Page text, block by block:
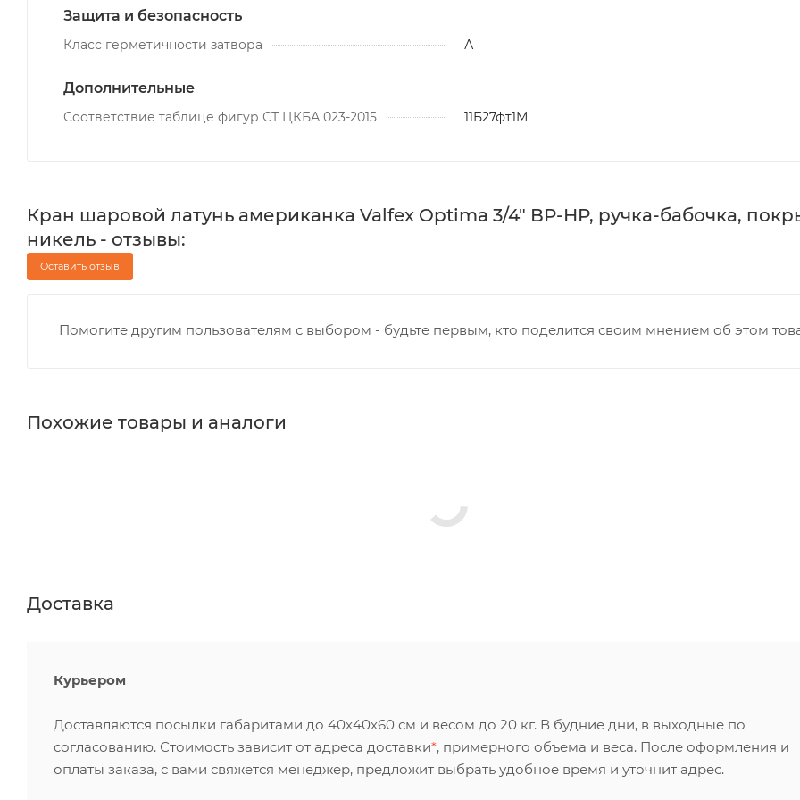
Защита и безопасность
Класс герметичности затвора А
Дополнительные
Соответствие таблице фигур СТ ЦКБА 023-2015 11Б27фт1М
Кран шаровой латунь американка Valfex Optima 3/4" ВР-НР, ручка-бабочка,
никель - отзывы:
Оставить отзыв
Помогите другим пользователям с выбором - будьте первым, кто поделится своим мнением об этом
Похожие товары и аналоги
Доставка
Курьером
Доставляются посылки габаритами до 40х40х60 см и весом до 20 кг. В будние дни, в выходные по
согласованию. Стоимость зависит от адреса доставки*, примерного объема и веса. После оформления и
оплаты заказа, с вами свяжется менеджер, предложит выбрать удобное время и уточнит адрес.